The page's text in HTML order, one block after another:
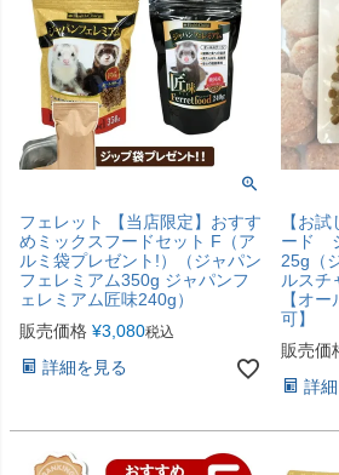
フェレット 【当店限定】おすす
めミックスフードセット F（ア
ルミ袋プレゼント!）（ジャパン
フェレミアム350g ジャパンフ
ェレミアム匠味240g）
販売価格 ¥3,080税込
詳細を見る
【お
ード
25g（
ルスチ
【オ
可】
販売価
詳